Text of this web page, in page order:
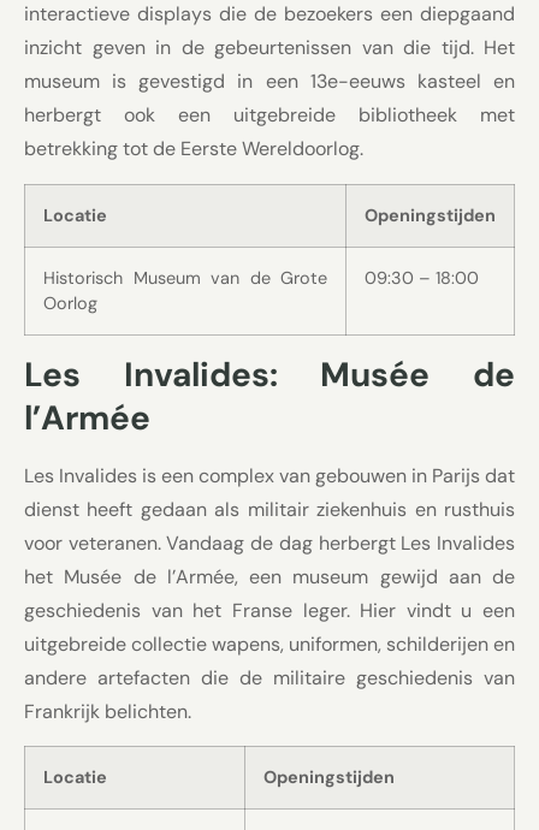
interactieve displays die de bezoekers een diepgaand
inzicht geven in de gebeurtenissen van die tijd. Het
museum is gevestigd in een 13e-eeuws kasteel en
herbergt ook een uitgebreide bibliotheek met
betrekking tot de Eerste Wereldoorlog.
Locatie Openingstijden
Historisch Museum van de Grote
Oorlog
09:30 – 18:00
Les Invalides: Musée de
l’Armée
Les Invalides is een complex van gebouwen in Parijs dat
dienst heeft gedaan als militair ziekenhuis en rusthuis
voor veteranen. Vandaag de dag herbergt Les Invalides
het Musée de l’Armée, een museum gewijd aan de
geschiedenis van het Franse leger. Hier vindt u een
uitgebreide collectie wapens, uniformen, schilderijen en
andere artefacten die de militaire geschiedenis van
Frankrijk belichten.
Locatie Openingstijden